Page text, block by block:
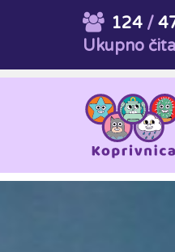
124/
Ukupno